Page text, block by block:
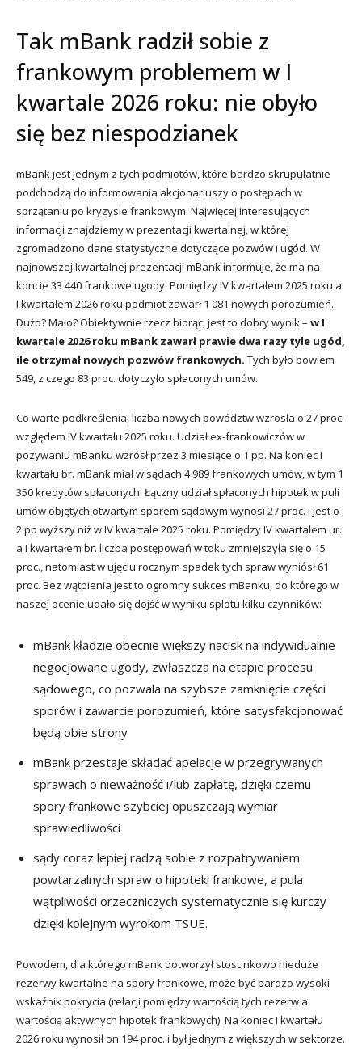
Tak mBank radził sobie z
frankowym problemem w I
kwartale 2026 roku: nie obyło
się bez niespodzianek
mBank jest jednym z tych podmiotów, które bardzo skrupulatnie
podchodzą do informowania akcjonariuszy o postępach w
sprzątaniu po kryzysie frankowym. Najwięcej interesujących
informacji znajdziemy w prezentacji kwartalnej, w której
zgromadzono dane statystyczne dotyczące pozwów i ugód. W
najnowszej kwartalnej prezentacji mBank informuje, że ma na
koncie 33 440 frankowe ugody. Pomiędzy IV kwartałem 2025 roku a
I kwartałem 2026 roku podmiot zawarł 1 081 nowych porozumień.
Dużo? Mało? Obiektywnie rzecz biorąc, jest to dobry wynik – w I
kwartale 2026 roku mBank zawarł prawie dwa razy tyle ugód,
ile otrzymał nowych pozwów frankowych. Tych było bowiem
549, z czego 83 proc. dotyczyło spłaconych umów.
Co warte podkreślenia, liczba nowych powództw wzrosła o 27 proc.
względem IV kwartału 2025 roku. Udział ex-frankowiczów w
pozywaniu mBanku wzrósł przez 3 miesiące o 1 pp. Na koniec I
kwartału br. mBank miał w sądach 4 989 frankowych umów, w tym 1
350 kredytów spłaconych. Łączny udział spłaconych hipotek w puli
umów objętych otwartym sporem sądowym wynosi 27 proc. i jest o
2 pp wyższy niż w IV kwartale 2025 roku. Pomiędzy IV kwartałem ur.
a I kwartałem br. liczba postępowań w toku zmniejszyła się o 15
proc., natomiast w ujęciu rocznym spadek tych spraw wyniósł 61
proc. Bez wątpienia jest to ogromny sukces mBanku, do którego w
naszej ocenie udało się dojść w wyniku splotu kilku czynników:
mBank kładzie obecnie większy nacisk na indywidualnie
negocjowane ugody, zwłaszcza na etapie procesu
sądowego, co pozwala na szybsze zamknięcie części
sporów i zawarcie porozumień, które satysfakcjonować
będą obie strony
mBank przestaje składać apelacje w przegrywanych
sprawach o nieważność i/lub zapłatę, dzięki czemu
spory frankowe szybciej opuszczają wymiar
sprawiedliwości
sądy coraz lepiej radzą sobie z rozpatrywaniem
powtarzalnych spraw o hipoteki frankowe, a pula
wątpliwości orzeczniczych systematycznie się kurczy
dzięki kolejnym wyrokom TSUE.
Powodem, dla którego mBank dotworzył stosunkowo nieduże
rezerwy kwartalne na spory frankowe, może być bardzo wysoki
wskaźnik pokrycia (relacji pomiędzy wartością tych rezerw a
wartością aktywnych hipotek frankowych). Na koniec I kwartału
2026 roku wynosił on 194 proc. i był jednym z większych w sektorze.